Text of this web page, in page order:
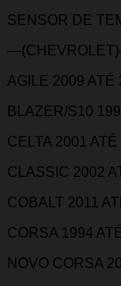
SENSOR DE
AGILE 2009 ATÉ
BLAZER/S10
CELTA 2001
CLASSIC 2002
COBALT 2011
CORSA 1994
NOVO CORSA